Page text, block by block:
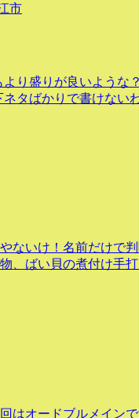
市
り盛りが良いような
タばかりで書けない
ないけ！名前だけで
、ばい貝の煮付け手
はオードブルメイン